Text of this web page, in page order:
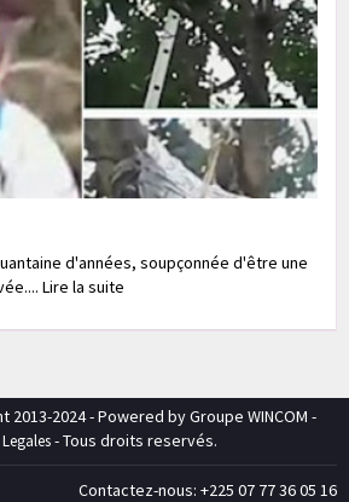
d'années, soupçonnée d'être une
Lire la suite
2024 - Powered by Groupe WINCOM -
- Tous droits reservés.
Contactez-nous: +225 07 77 36 05 16